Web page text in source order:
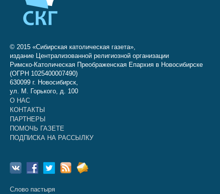
© 2015 «Сибирская католическая газета»,
издание Централизованной религиозной организации
Римско-Католическая Преображенская Епархия в Новосибирске
(ОГРН 1025400007490)
630099 г. Новосибирск,
ул. М. Горького, д. 100
О НАС
КОНТАКТЫ
ПАРТНЕРЫ
ПОМОЧЬ ГАЗЕТЕ
ПОДПИСКА НА РАССЫЛКУ
Слово пастыря